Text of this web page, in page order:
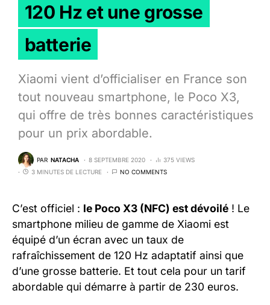
120 Hz et une grosse
batterie
Xiaomi vient d’officialiser en France son
tout nouveau smartphone, le Poco X3,
qui offre de très bonnes caractéristiques
pour un prix abordable.
PAR NATACHA 8 SEPTEMBRE 2020
375 VIEWS
3 MINUTES DE LECTURE
NO COMMENTS
C’est officiel : le Poco X3 (NFC) est dévoilé ! Le
smartphone milieu de gamme de Xiaomi est
équipé d’un écran avec un taux de
rafraîchissement de 120 Hz adaptatif ainsi que
d’une grosse batterie. Et tout cela pour un tarif
abordable qui démarre à partir de 230 euros.